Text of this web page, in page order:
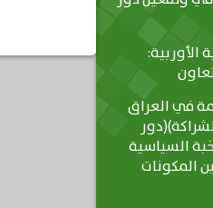
الأوربية:
في العراق
السياسية
المكونات